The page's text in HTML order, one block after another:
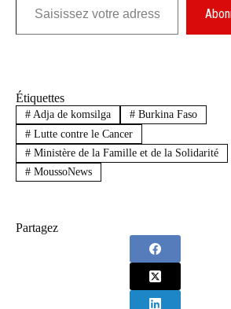
Étiquettes
#Adja de komsilga #Burkina Faso
#Lutte contre le Cancer
#Ministère de la Famille et de la Solidarité
#MoussoNews
Partagez